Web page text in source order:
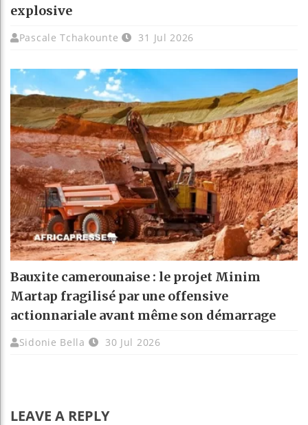
explosive
Pascale Tchakounte 31 Jul 2026
Bauxite camerounaise : le projet Minim
Martap fragilisé par une offensive
actionnariale avant même son démarrage
Sidonie Bella 30 Jul 2026
LEAVE A REPLY